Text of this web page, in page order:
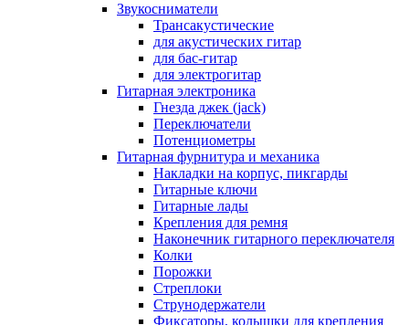
Звукосниматели
Трансакустические
для акустических гитар
для бас-гитар
для электрогитар
Гитарная электроника
Гнезда джек (jack)
Переключатели
Потенциометры
Гитарная фурнитура и механика
Накладки на корпус, пикгарды
Гитарные ключи
Гитарные лады
Крепления для ремня
Наконечник гитарного переключателя
Колки
Порожки
Стреплоки
Струнодержатели
Фиксаторы, колышки для крепления